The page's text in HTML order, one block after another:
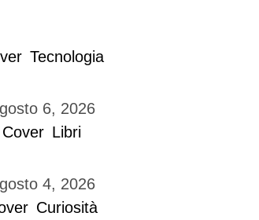
Tecnologia
6, 2026
Cover Libri
4, 2026
Curiosità